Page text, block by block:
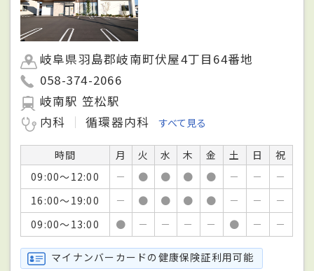
岐阜県羽島郡岐南町伏屋4丁目64番地
058-374-2066
岐南駅 笠松駅
内科
循環器内科 すべて見る
時間 月 火 水 木 金 土 日
祝
09:00～12:00
－ ● ● ● ● － －
－
16:00～19:00
－ ● ● ● ● － －
－
09:00～13:00
● － － － － ● － －
マイナンバーカードの健康保険証利用可能